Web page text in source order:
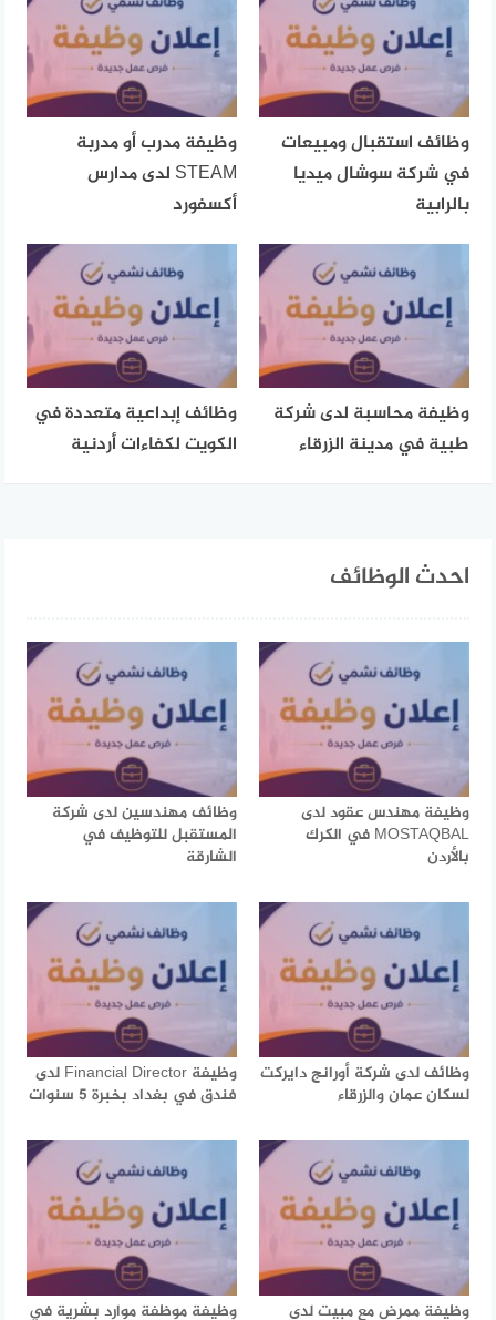
وظائف استقبال ومبيعات
في شركة سوشال ميديا
بالرابية
وظيفة مدرب أو مدربة
STEAM لدى مدارس
أكسفورد
وظيفة محاسبة لدى شركة
طبية في مدينة الزرقاء
وظائف إبداعية متعددة في
الكويت لكفاءات أردنية
احدث الوظائف
وظيفة مهندس عقود لدى
MOSTAQBAL في الكرك
بالأردن
وظائف مهندسين لدى شركة
المستقبل للتوظيف في
الشارقة
وظائف لدى شركة أورانج دايركت
لسكان عمان والزرقاء
وظيفة Financial Director لدى
فندق في بغداد بخبرة 5 سنوات
وظيفة ممرض مع مبيت لدى وظيفة موظفة موارد بشرية في